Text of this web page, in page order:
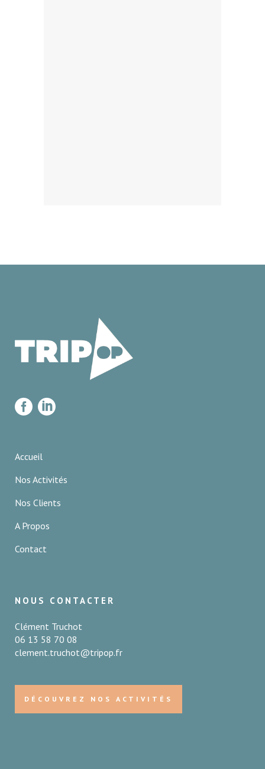
Accueil
Nos Activités
Nos Clients
A Propos
Contact
NOUS CONTACTER
Clément Truchot
06 13 58 70 08
clement.truchot@tripop.fr
DÉCOUVREZ NOS ACTIVITÉS